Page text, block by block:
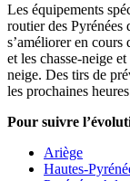
Les équipements
routier des
s’améliorer en cours
et les chasse-neige
neige. Des tirs de
les prochaines
Pour suivre
Ariège
Hautes-